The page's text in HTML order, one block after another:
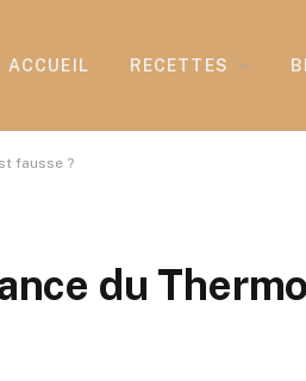
ACCUEIL RECETTES
fausse ?
du